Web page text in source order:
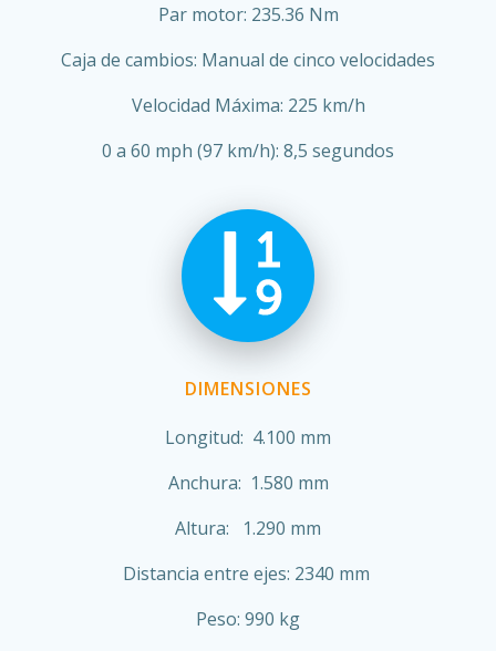
Par motor: 235.36 Nm
Caja de cambios: Manual de cinco velocidades
Velocidad Máxima: 225 km/h
0 a 60 mph (97 km/h): 8,5 segundos
DIMENSIONES
Longitud: 4.100 mm
Anchura: 1.580 mm
Altura: 1.290 mm
Distancia entre ejes: 2340 mm
Peso: 990 kg